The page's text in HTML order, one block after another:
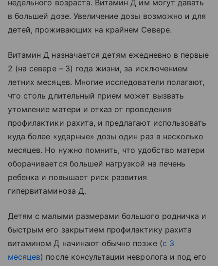
недельного возраста. Витамин Д им могут давать
в большей дозе. Увеличение дозы возможно и для
детей, проживающих на крайнем Севере.
Витамин Д назначается детям ежедневно в первые
2 (на севере – 3) года жизни, за исключением
летних месяцев. Многие исследователи полагают,
что столь длительный прием может вызвать
утомление матери и отказ от проведения
профилактики рахита, и предлагают использовать
куда более «ударные» дозы один раз в несколько
месяцев. Но нужно помнить, что удобство матери
оборачивается большей нагрузкой на печень
ребенка и повышает риск развития
гипервитаминоза Д.
Детям с малыми размерами большого родничка и
быстрым его закрытием профилактику рахита
витамином Д начинают обычно позже (с 3
месяцев) после консультации невролога и под его